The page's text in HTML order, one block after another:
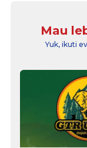
Mau
Yuk, ikuti